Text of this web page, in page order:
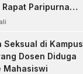
Rapat Paripurna
Seksual di Kampus
Dosen Diduga
Mahasiswi